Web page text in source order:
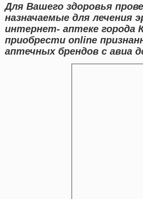
Для Вашего здоровья
назначаемые для лечения
интернет- аптеке города
приобрести online
аптечных брендов с авиа